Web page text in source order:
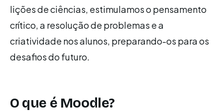
lições de ciências, estimulamos o pensamento
crítico, a resolução de problemas e a
criatividade nos alunos, preparando-os para os
desafios do futuro.
O que é Moodle?